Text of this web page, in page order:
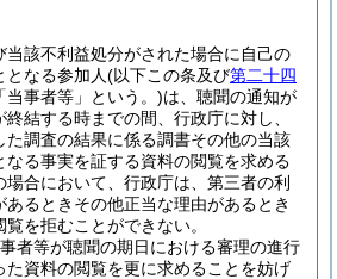
当該不利益処分がされた場合に自己の
なる参加人(以下この条及び第二十四
当事者等」という。)は、聴聞の通知が
結する時までの間、行政庁に対し、
た調査の結果に係る調書その他の当該
なる事実を証する資料の閲覧を求める
場合において、行政庁は、第三者の利
るときその他正当な理由があるとき
を拒むことができない。
者等が聴聞の期日における審理の進行
た資料の閲覧を更に求めることを妨げ